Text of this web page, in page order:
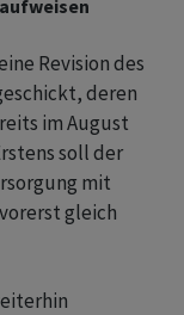
Revision des
deren
im August
soll der
mit
gleich